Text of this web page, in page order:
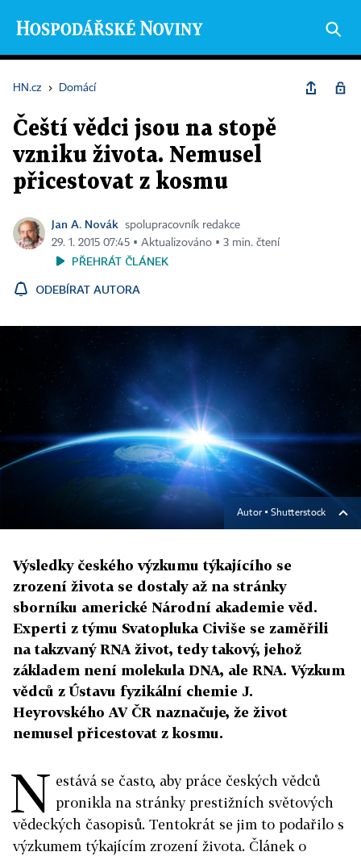
HN.cz › Domácí
Čeští vědci jsou na stopě
vzniku života. Nemusel
přicestovat z kosmu
Jan A. Novák
spolupracovník redakce
29. 1. 2015 07:45 ▪ Aktualizováno ▪ 3 min. čtení
PŘEHRÁT ČLÁNEK
ODEBÍRAT AUTORA
Autor ▪ Shutterstock
Výsledky českého výzkumu týkajícího se
zrození života se dostaly až na stránky
sborníku americké Národní akademie věd.
Experti z týmu Svatopluka Civiše se zaměřili
na takzvaný RNA život, tedy takový, jehož
základem není molekula DNA, ale RNA. Výzkum
vědců z Ústavu fyzikální chemie J.
Heyrovského AV ČR naznačuje, že život
nemusel přicestovat z kosmu.
N estává se často, aby práce českých vědců
pronikla na stránky prestižních světových
vědeckých časopisů. Tentokrát se jim to podařilo s
výzkumem týkajícím zrození života. Článek o